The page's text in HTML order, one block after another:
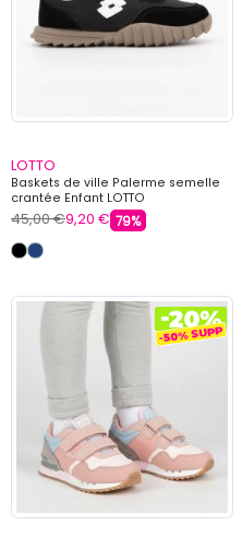
LOTTO
Baskets de ville Palerme semelle
crantée Enfant LOTTO
45,00 €9,20 € 79%